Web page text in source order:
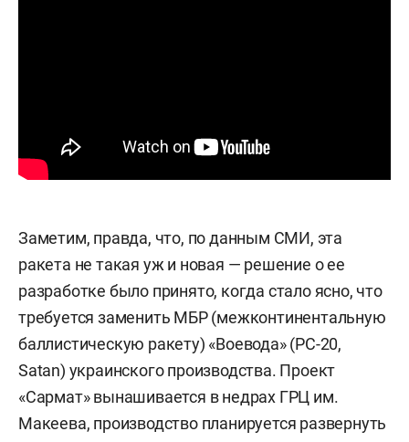
Заметим, правда, что, по данным СМИ, эта
ракета не такая уж и новая — решение о ее
разработке было принято, когда стало ясно, что
требуется заменить МБР (межконтинентальную
баллистическую ракету) «Воевода» (РС-20,
Satan) украинского производства. Проект
«Сармат» вынашивается в недрах ГРЦ им.
Макеева, производство планируется развернуть